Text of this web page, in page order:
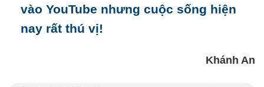
vào YouTube nhưng cuộc sống hiện
nay rất thú vị!
Khánh An